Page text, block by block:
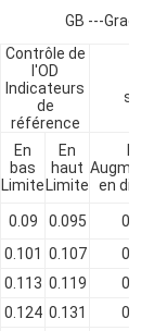
GB ---Grade3
Contrôle de
l'OD
Indicateurs
de
référence
En
bas
Limite
En
haut
Limite
en
0.09 0.095
0.018
0.101 0.107
0.020
0.113 0.119
0.022
0.124 0.131
0.023